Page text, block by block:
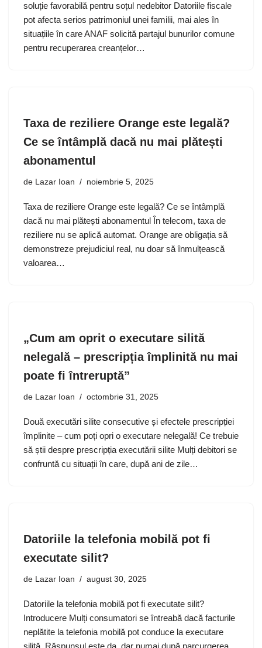
soluție favorabilă pentru soțul nedebitor Datoriile fiscale
pot afecta serios patrimoniul unei familii, mai ales în
situațiile în care ANAF solicită partajul bunurilor comune
pentru recuperarea creanțelor…
Taxa de reziliere Orange este legală?
Ce se întâmplă dacă nu mai plătești
abonamentul
de Lazar Ioan noiembrie 5, 2025
Taxa de reziliere Orange este legală? Ce se întâmplă
dacă nu mai plătești abonamentul În telecom, taxa de
reziliere nu se aplică automat. Orange are obligația să
demonstreze prejudiciul real, nu doar să înmulțească
valoarea…
„Cum am oprit o executare silită
nelegală – prescripția împlinită nu mai
poate fi întreruptă”
de Lazar Ioan octombrie 31, 2025
Două executări silite consecutive și efectele prescripției
împlinite – cum poți opri o executare nelegală! Ce trebuie
să știi despre prescripția executării silite Mulți debitori se
confruntă cu situații în care, după ani de zile…
Datoriile la telefonia mobilă pot fi
executate silit?
de Lazar Ioan august 30, 2025
Datoriile la telefonia mobilă pot fi executate silit?
Introducere Mulți consumatori se întreabă dacă facturile
neplătite la telefonia mobilă pot conduce la executare
silită. Răspunsul este da, dar numai după parcurgerea